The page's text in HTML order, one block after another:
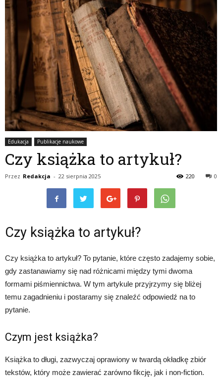
Edukacja Publikacje naukowe
Czy książka to artykuł?
Przez Redakcja - 22 sierpnia 2025 0
220
Czy książka to artykuł?
Czy książka to artykuł? To pytanie, które często zadajemy sobie,
gdy zastanawiamy się nad różnicami między tymi dwoma
formami piśmiennictwa. W tym artykule przyjrzymy się bliżej
temu zagadnieniu i postaramy się znaleźć odpowiedź na to
pytanie.
Czym jest książka?
Książka to długi, zazwyczaj oprawiony w twardą okładkę zbiór
tekstów, który może zawierać zarówno fikcję, jak i non-fiction.